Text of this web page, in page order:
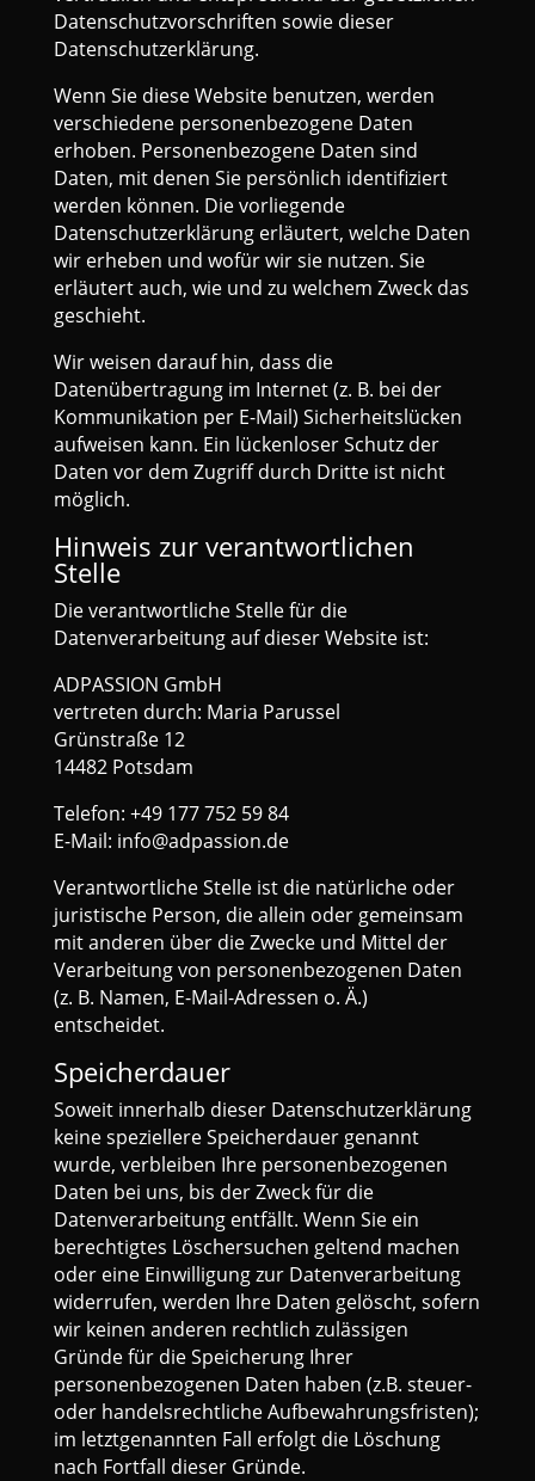
Datenschutzvorschriften sowie dieser
Datenschutzerklärung.
Wenn Sie diese Website benutzen, werden
verschiedene personenbezogene Daten
erhoben. Personenbezogene Daten sind
Daten, mit denen Sie persönlich identifiziert
werden können. Die vorliegende
Datenschutzerklärung erläutert, welche Daten
wir erheben und wofür wir sie nutzen. Sie
erläutert auch, wie und zu welchem Zweck das
geschieht.
Wir weisen darauf hin, dass die
Datenübertragung im Internet (z. B. bei der
Kommunikation per E-Mail) Sicherheitslücken
aufweisen kann. Ein lückenloser Schutz der
Daten vor dem Zugriff durch Dritte ist nicht
möglich.
Hinweis zur verantwortlichen
Stelle
Die verantwortliche Stelle für die
Datenverarbeitung auf dieser Website ist:
ADPASSION GmbH
vertreten durch: Maria Parussel
Grünstraße 12
14482 Potsdam
Telefon: +49 177 752 59 84
E-Mail: info@adpassion.de
Verantwortliche Stelle ist die natürliche oder
juristische Person, die allein oder gemeinsam
mit anderen über die Zwecke und Mittel der
Verarbeitung von personenbezogenen Daten
(z. B. Namen, E-Mail-Adressen o. Ä.)
entscheidet.
Speicherdauer
Soweit innerhalb dieser Datenschutzerklärung
keine speziellere Speicherdauer genannt
wurde, verbleiben Ihre personenbezogenen
Daten bei uns, bis der Zweck für die
Datenverarbeitung entfällt. Wenn Sie ein
berechtigtes Löschersuchen geltend machen
oder eine Einwilligung zur Datenverarbeitung
widerrufen, werden Ihre Daten gelöscht, sofern
wir keinen anderen rechtlich zulässigen
Gründe für die Speicherung Ihrer
personenbezogenen Daten haben (z.B. steuer-
oder handelsrechtliche Aufbewahrungsfristen);
im letztgenannten Fall erfolgt die Löschung
nach Fortfall dieser Gründe.